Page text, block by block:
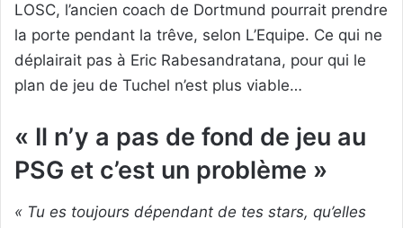
LOSC, l’ancien coach de Dortmund pourrait prendre
la porte pendant la trêve, selon L’Equipe. Ce qui ne
déplairait pas à Eric Rabesandratana, pour qui le
plan de jeu de Tuchel n’est plus viable…
« Il n’y a pas de fond de jeu au
PSG et c’est un problème »
« Tu es toujours dépendant de tes stars, qu’elles